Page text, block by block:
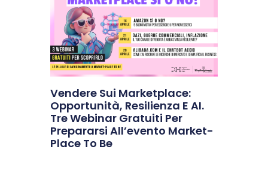
Vendere Sui Marketplace:
Opportunità, Resilienza E AI.
Tre Webinar Gratuiti Per
Prepararsi All’evento Market-
Place To Be